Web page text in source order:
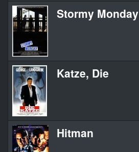
Stormy Monday
Katze, Die
Hitman